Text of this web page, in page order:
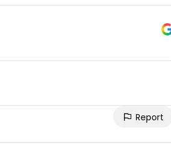
Report